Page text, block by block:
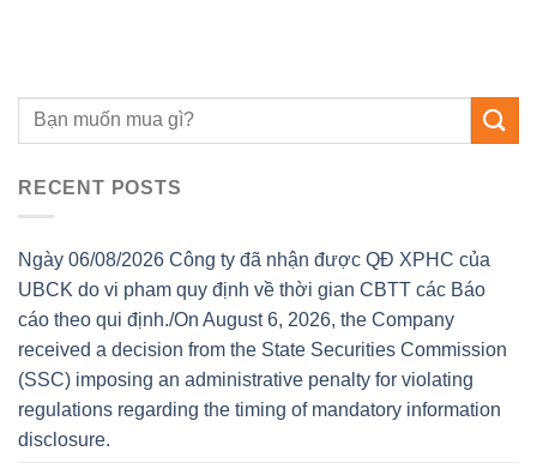
RECENT POSTS
Ngày 06/08/2026 Công ty đã nhận được QĐ XPHC của
UBCK do vi pham quy định về thời gian CBTT các Báo
cáo theo qui định./On August 6, 2026, the Company
received a decision from the State Securities Commission
(SSC) imposing an administrative penalty for violating
regulations regarding the timing of mandatory information
disclosure.